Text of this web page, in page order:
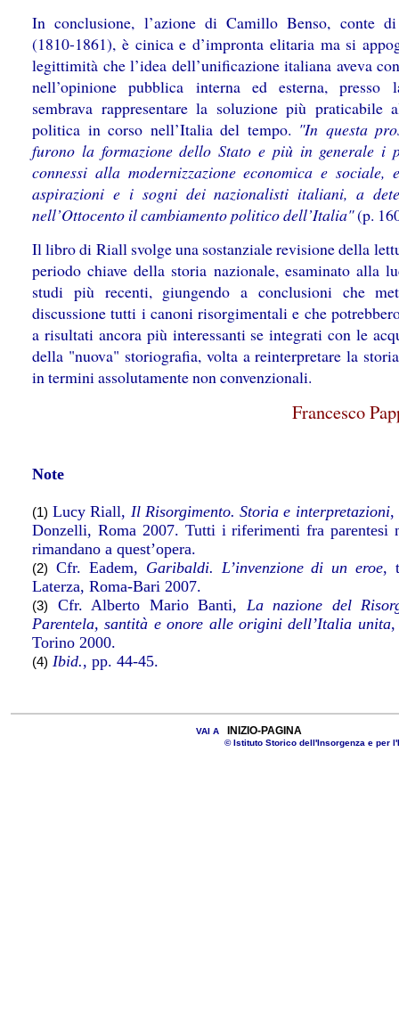
In conclusione, l’azione di Camillo Benso, conte
(1810-1861), è cinica e d’impronta elitaria ma si
legittimità che l’idea dell’unificazione italiana aveva
nell’opinione pubblica interna ed esterna, presso
sembrava rappresentare la soluzione più praticabile
politica in corso nell’Italia del tempo. "In questa
furono la formazione dello Stato e più in generale i
connessi alla modernizzazione economica e sociale,
aspirazioni e i sogni dei nazionalisti italiani, a
nell’Ottocento il cambiamento politico dell’Italia"(p.
Il libro di Riall svolge una sostanziale revisione della
periodo chiave della storia nazionale, esaminato alla
studi più recenti, giungendo a conclusioni che
discussione tutti i canoni risorgimentali e che
a risultati ancora più interessanti se integrati con le
della "nuova" storiografia, volta a reinterpretare la
in termini assolutamente non convenzionali.
Francesco
Note
(1) Lucy Riall, Il Risorgimento. Storia e interpretazioni,
Donzelli, Roma 2007. Tutti i riferimenti fra parentesi
rimandano a quest’opera.
(2) Cfr. Eadem, Garibaldi. L’invenzione di un eroe,
Laterza, Roma-Bari 2007.
(3) Cfr. Alberto Mario Banti, La nazione del
Parentela, santità e onore alle origini dell’Italia unita,
Torino 2000.
(4) Ibid., pp. 44-45.
VAI A INIZIO-PAGINA
© Istituto Storico dell'Insorgenza e per